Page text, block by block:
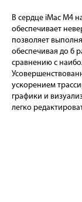
В сердце iMac M4
обеспечивает
позволяет
обеспечивая до 6
сравнению с
ускорением
графики и
легко